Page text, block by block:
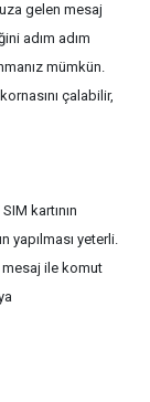
gelen mesaj
adım adım
mümkün.
çalabilir,
kartının
yapılması yeterli.
mesaj ile komut